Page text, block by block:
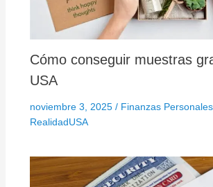
Cómo conseguir muestras
USA
noviembre 3, 2025 / Finanzas Personales
RealidadUSA